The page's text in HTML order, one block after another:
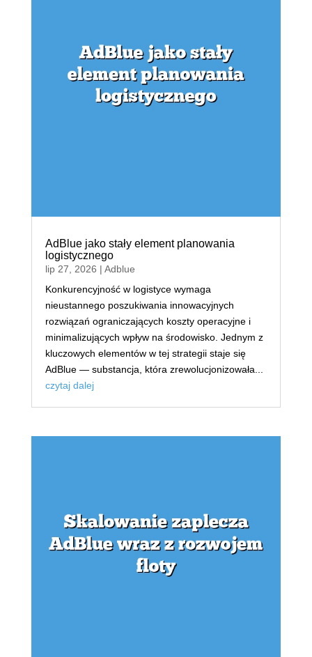
AdBlue jako stały element planowania
logistycznego
lip 27, 2026 | Adblue
Konkurencyjność w logistyce wymaga
nieustannego poszukiwania innowacyjnych
rozwiązań ograniczających koszty operacyjne i
minimalizujących wpływ na środowisko. Jednym z
kluczowych elementów w tej strategii staje się
AdBlue — substancja, która zrewolucjonizowała...
czytaj dalej